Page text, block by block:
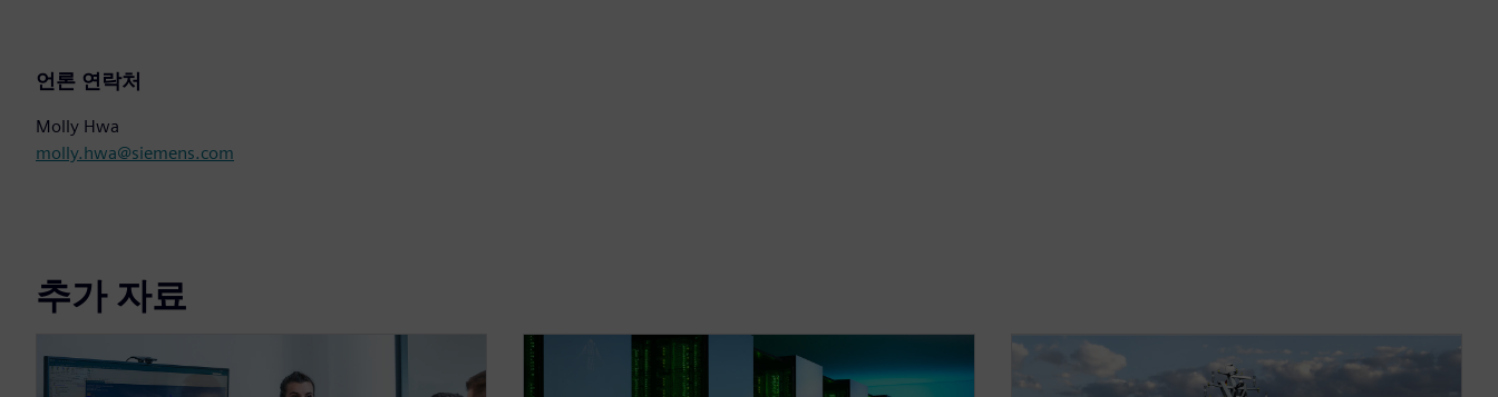
언론 연락처
Molly Hwa
molly.hwa@siemens.com
추가 자료